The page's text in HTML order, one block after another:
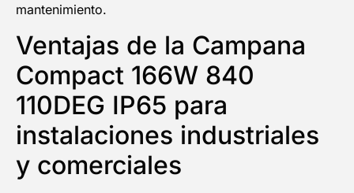
mantenimiento.
Ventajas de la Campana
Compact 166W 840
110DEG IP65 para
instalaciones industriales
y comerciales
¡QUIERO MI DESCUENTO!